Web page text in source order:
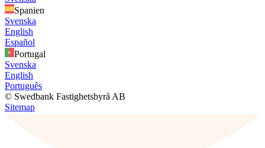
Spanien
Svenska
English
Español
Portugal
Svenska
English
Português
© Swedbank Fastighetsbyrå AB
Sitemap